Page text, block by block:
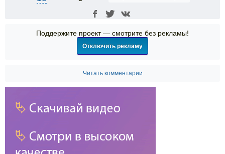
Поддержите проект — смотрите без рекламы!
Отключить рекламу
Читать комментарии